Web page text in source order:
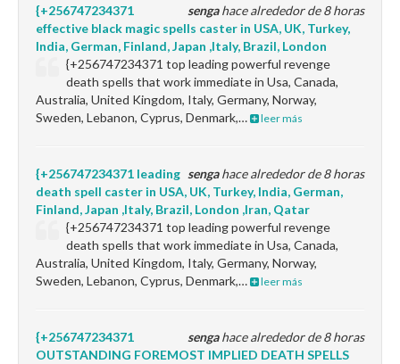
sengahace alrededor de 8 horas
{+256747234371
effective black magic spells caster in USA, UK, Turkey,
India, German, Finland, Japan ,Italy, Brazil, London
{+256747234371 top leading powerful revenge
death spells that work immediate in Usa, Canada,
Australia, United Kingdom, Italy, Germany, Norway,
Sweden, Lebanon, Cyprus, Denmark,…
leer más
sengahace alrededor de 8 horas
{+256747234371 leading
death spell caster in USA, UK, Turkey, India, German,
Finland, Japan ,Italy, Brazil, London ,Iran, Qatar
{+256747234371 top leading powerful revenge
death spells that work immediate in Usa, Canada,
Australia, United Kingdom, Italy, Germany, Norway,
Sweden, Lebanon, Cyprus, Denmark,…
leer más
sengahace alrededor de 8 horas
{+256747234371
OUTSTANDING FOREMOST IMPLIED DEATH SPELLS